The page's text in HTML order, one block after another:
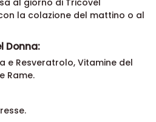
al giorno di Tricovel
la colazione del mattino o al
Donna:
e Resveratrolo, Vitamine del
Rame.